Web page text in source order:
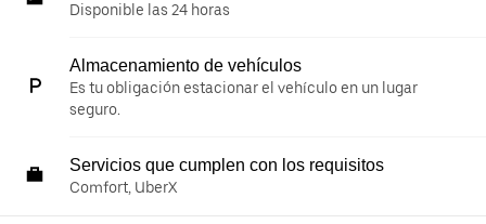
Disponible las 24 horas
Almacenamiento de vehículos
Es tu obligación estacionar el vehículo en un lugar
seguro.
Servicios que cumplen con los requisitos
Comfort, UberX